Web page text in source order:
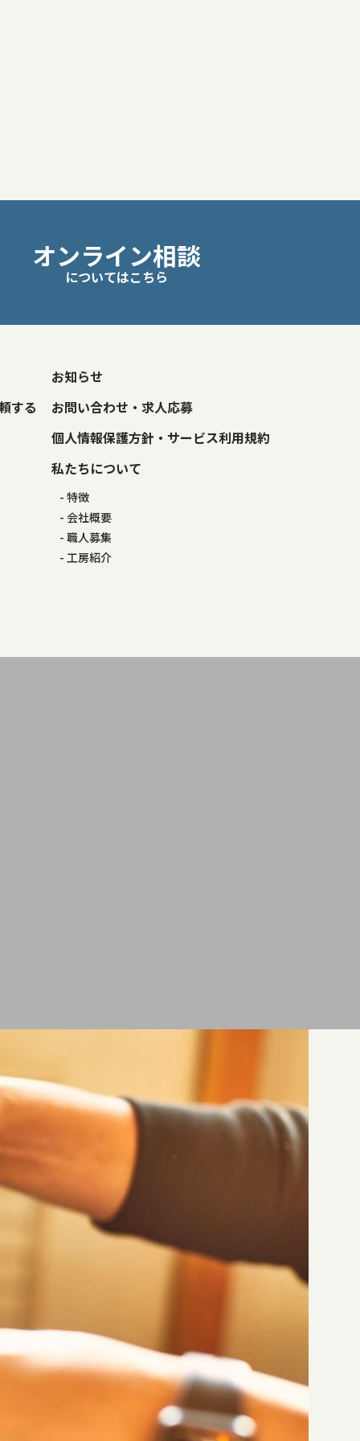
オンライン相談
についてはこちら
する
お知らせ
お問い合わせ・求人応募
個人情報保護方針・サービス利用規約
私たちについて
特徴
会社概要
職人募集
工房紹介